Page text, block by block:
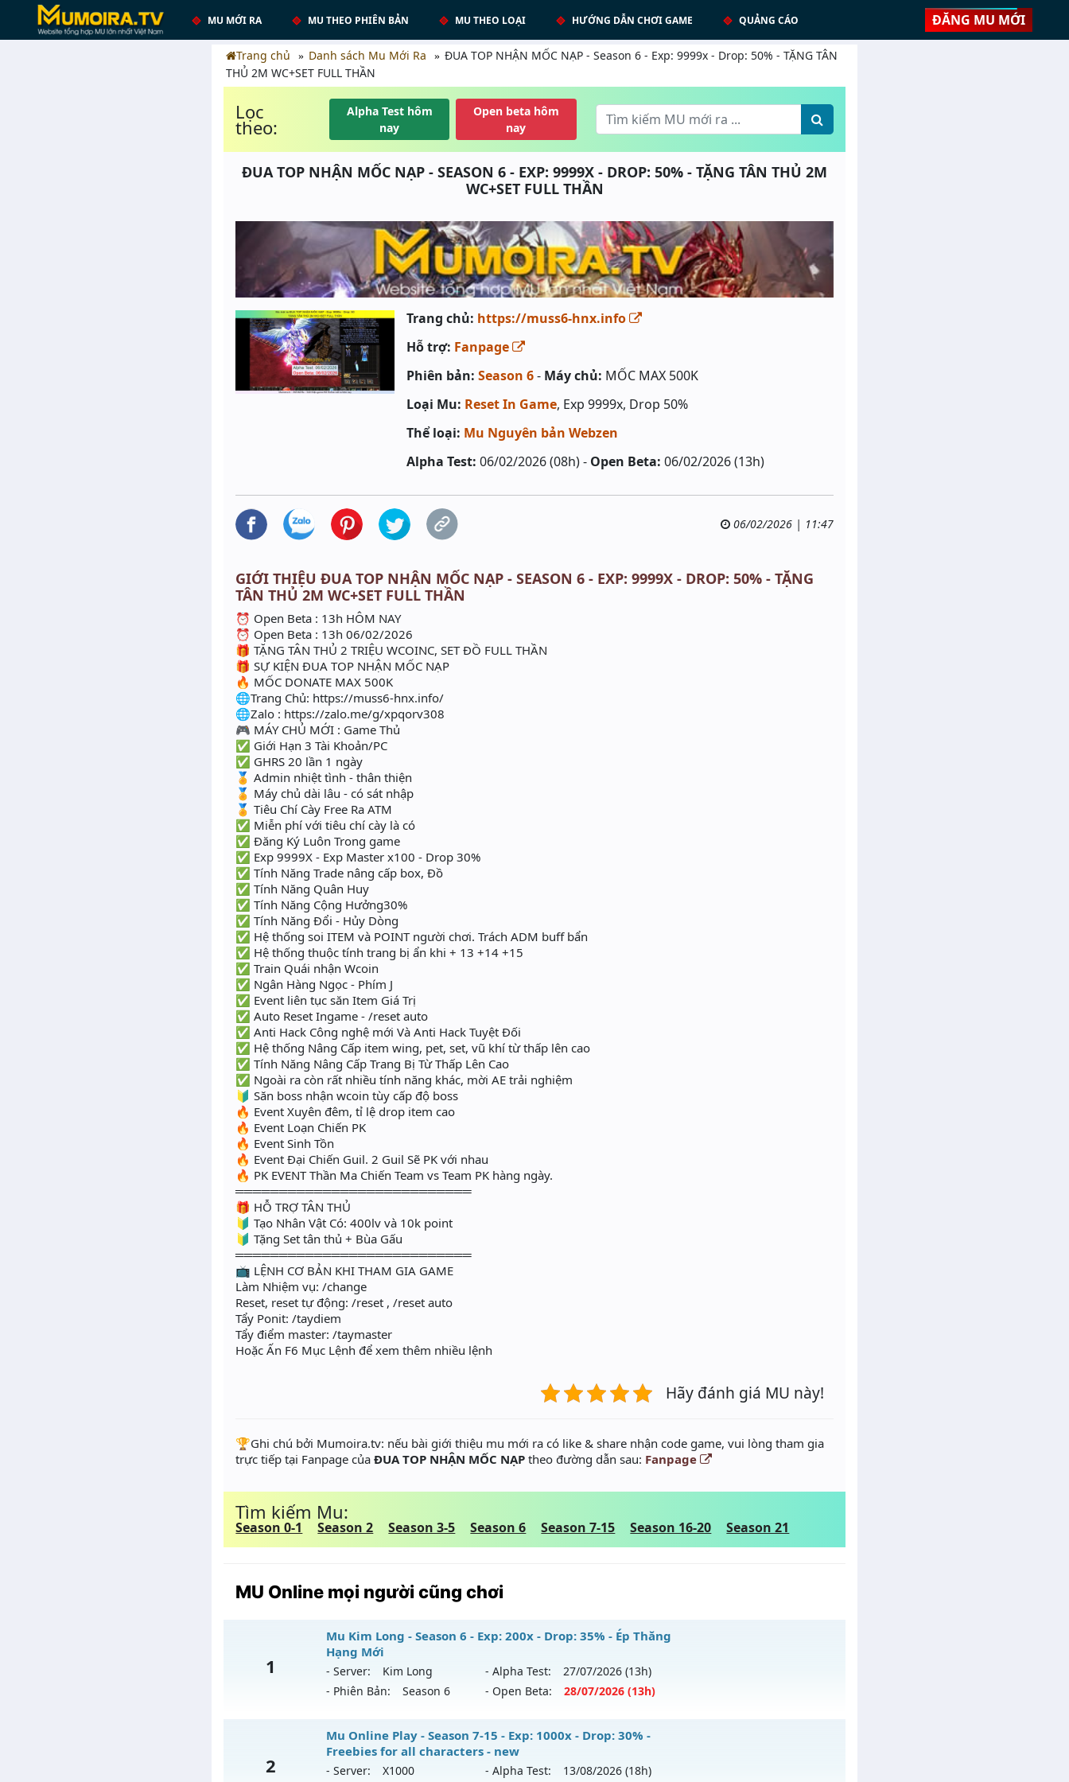
MU MỚI RA MU THEO PHIÊN BẢN MU THEO LOẠI HƯỚNG DẪN CHƠI GAME QUẢNG CÁO ĐĂNG MU MỚI
Trang chủ Danh sách Mu Mới Ra
ĐUA TOP NHẬN MỐC NẠP - Season 6 - Exp: 9999x - Drop: 50% - TẶNG TÂN
THỦ 2M WC+SET FULL THẦN
Lọc
theo:
Alpha Test hôm
nay
Open beta hôm
nay
ĐUA TOP NHẬN MỐC NẠP - SEASON 6 - EXP: 9999X - DROP: 50% - TẶNG TÂN THỦ 2M
WC+SET FULL THẦN
Trang chủ: https://muss6-hnx.info
Hỗ trợ: Fanpage
Phiên bản: Season 6- Máy chủ: MỐC MAX 500K
Loại Mu: Reset In Game, Exp 9999x, Drop 50%
Thể loại: Mu Nguyên bản Webzen
Alpha Test: 06/02/2026 (08h) - Open Beta: 06/02/2026 (13h)
06/02/2026 | 11:47
GIỚI THIỆU ĐUA TOP NHẬN MỐC NẠP - SEASON 6 - EXP: 9999X - DROP: 50% - TẶNG
TÂN THỦ 2M WC+SET FULL THẦN
⏰ Open Beta : 13h HÔM NAY
⏰ Open Beta : 13h 06/02/2026
🎁 TẶNG TÂN THỦ 2 TRIỆU WCOINC, SET ĐỒ FULL THẦN
🎁 SỰ KIỆN ĐUA TOP NHẬN MỐC NẠP
🔥 MỐC DONATE MAX 500K
🌐Trang Chủ: https://muss6-hnx.info/
🌐Zalo : https://zalo.me/g/xpqorv308
🎮 MÁY CHỦ MỚI : Game Thủ
✅ Giới Hạn 3 Tài Khoản/PC
✅ GHRS 20 lần 1 ngày
🏅 Admin nhiệt tình - thân thiện
🏅 Máy chủ dài lâu - có sát nhập
🏅 Tiêu Chí Cày Free Ra ATM
✅ Miễn phí với tiêu chí cày là có
✅ Đăng Ký Luôn Trong game
✅ Exp 9999X - Exp Master x100 - Drop 30%
✅ Tính Năng Trade nâng cấp box, Đồ
✅ Tính Năng Quân Huy
✅ Tính Năng Cộng Hưởng30%
✅ Tính Năng Đổi - Hủy Dòng
✅ Hệ thống soi ITEM và POINT người chơi. Trách ADM buff bẩn
✅ Hệ thống thuộc tính trang bị ẩn khi + 13 +14 +15
✅ Train Quái nhận Wcoin
✅ Ngân Hàng Ngọc - Phím J
✅ Event liên tục săn Item Giá Trị
✅ Auto Reset Ingame - /reset auto
✅ Anti Hack Công nghệ mới Và Anti Hack Tuyệt Đối
✅ Hệ thống Nâng Cấp item wing, pet, set, vũ khí từ thấp lên cao
✅ Tính Năng Nâng Cấp Trang Bị Từ Thấp Lên Cao
✅ Ngoài ra còn rất nhiều tính năng khác, mời AE trải nghiệm
🔰 Săn boss nhận wcoin tùy cấp độ boss
🔥 Event Xuyên đêm, tỉ lệ drop item cao
🔥 Event Loạn Chiến PK
🔥 Event Sinh Tồn
🔥 Event Đại Chiến Guil. 2 Guil Sẽ PK với nhau
🔥 PK EVENT Thần Ma Chiến Team vs Team PK hàng ngày.
═══════════════════════════
🎁 HỖ TRỢ TÂN THỦ
🔰 Tạo Nhân Vật Có: 400lv và 10k point
🔰 Tặng Set tân thủ + Bùa Gấu
═══════════════════════════
📺 LỆNH CƠ BẢN KHI THAM GIA GAME
Làm Nhiệm vụ: /change
Reset, reset tự động: /reset , /reset auto
Tẩy Ponit: /taydiem
Tẩy điểm master: /taymaster
Hoặc Ấn F6 Mục Lệnh để xem thêm nhiều lệnh
Hãy đánh giá MU này!
️🏆Ghi chú bởi Mumoira.tv: nếu bài giới thiệu mu mới ra có like & share nhận code game, vui lòng tham gia
trực tiếp tại Fanpage củaĐUA TOP NHẬN MỐC NẠP theo đường dẫn sau: Fanpage
Tìm kiếm Mu:
Season 0-1 Season 2 Season 3-5 Season 6 Season 7-15 Season 16-20 Season 21
MU Online mọi người cũng chơi
1
Mu Kim Long - Season 6 - Exp: 200x - Drop: 35% - Ép Thăng
Hạng Mới
- Server: Kim Long - Alpha Test: 27/07/2026 (13h)
- Phiên Bản:
Season 6 - Open Beta: 28/07/2026 (13h)
Mu Kim Long - Ép Thăng Hạng Mới
Mu mới ra tháng 07 2026 - Mở máy chủKim Longvào 13h ngày 28/07/2626
2
Mu Online Play - Season 7-15 - Exp: 1000x - Drop: 30% -
Freebies for all characters - new
- Server: X1000 - Alpha Test: 13/08/2026 (18h)